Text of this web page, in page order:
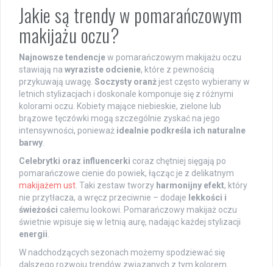
Jakie są trendy w pomarańczowym
makijażu oczu?
Najnowsze tendencjew pomarańczowym makijażu oczu
stawiają na wyraziste odcienie, które z pewnością
przykuwają uwagę. Soczysty oranż jest często wybierany w
letnich stylizacjach i doskonale komponuje się z różnymi
kolorami oczu. Kobiety mające niebieskie, zielone lub
brązowe tęczówki mogą szczególnie zyskać na jego
intensywności, ponieważ idealnie podkreśla ich naturalne
barwy
Celebrytki oraz influencerki coraz chętniej sięgają po
pomarańczowe cienie do powiek, łącząc je z delikatnym
makijażem ust . Taki zestaw tworzy harmonijny efekt, który
nie przytłacza, a wręcz przeciwnie – dodaje lekkości i
świeżości całemu lookowi. Pomarańczowy makijaż oczu
świetnie wpisuje się w letnią aurę, nadając każdej stylizacji
energii
W nadchodzących sezonach możemy spodziewać się
dalszego rozwoju trendów związanych z tym kolorem.